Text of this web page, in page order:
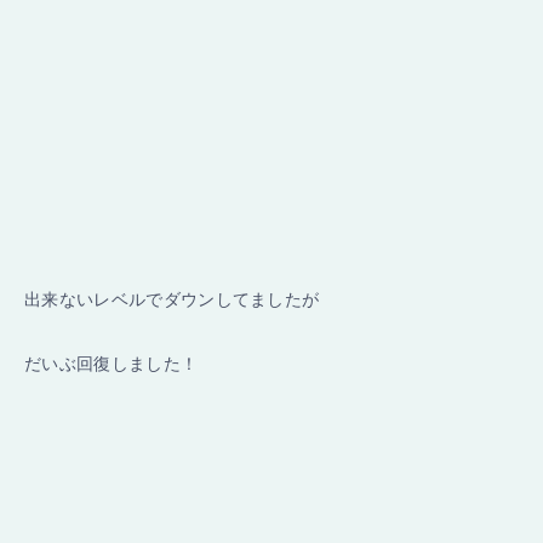
出来ないレベルでダウンしてましたが
だいぶ回復しました！